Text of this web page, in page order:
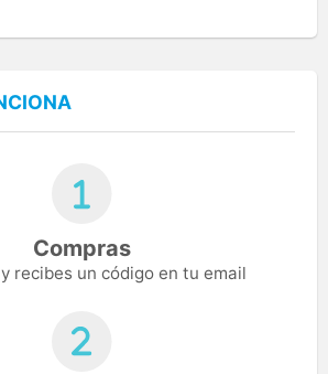
Compras
recibes un código en tu email